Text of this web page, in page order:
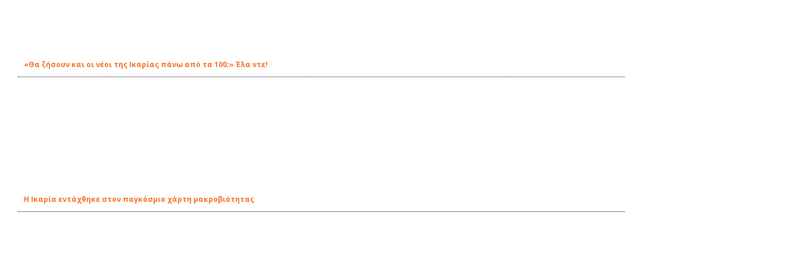
«Θα ζήσουν και οι νέοι της Ικαρίας πάνω από τα 100;» Έλα ντε!
Η Ικαρία εντάχθηκε στον παγκόσμιο χάρτη μακροβιότητας